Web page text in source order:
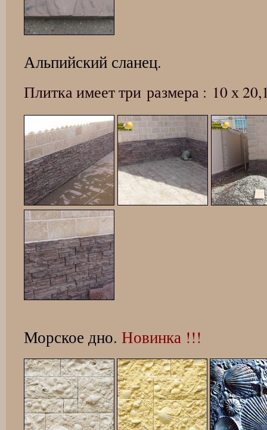
Альпийский сланец.
Плитка имеет три размера : 10 х
Морское дно. Новинка !!!